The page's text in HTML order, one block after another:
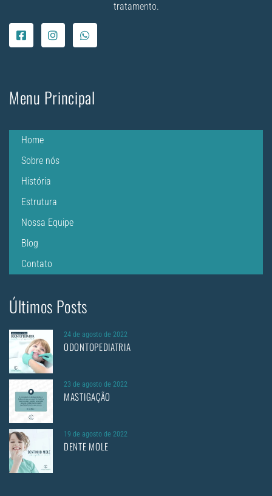
tratamento.
Menu Principal
Home
Sobre nós
História
Estrutura
Nossa Equipe
Blog
Contato
Últimos Posts
24 de agosto de 2022
ODONTOPEDIATRIA
23 de agosto de 2022
MASTIGAÇÃO
19 de agosto de 2022
DENTE MOLE